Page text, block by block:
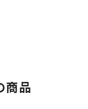
商品